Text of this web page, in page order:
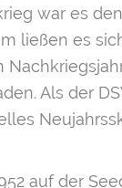
war es
ließen es
Als der
auf der